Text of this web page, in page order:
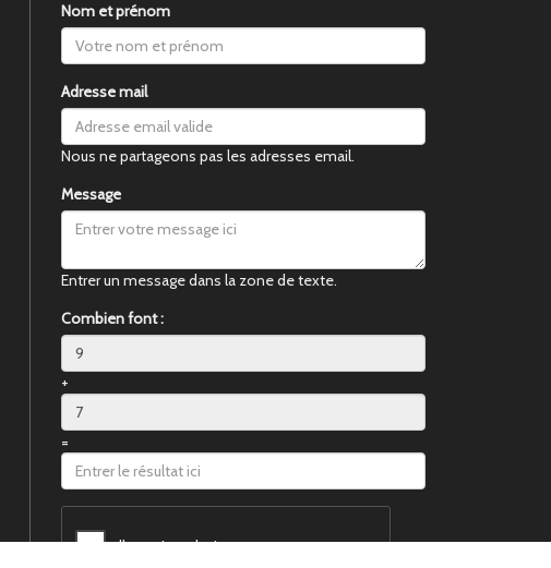
Nom et prénom
Adresse mail
Nous ne partageons pas les adresses email.
Message
Entrer un message dans la zone de texte.
Combien font :
+
=